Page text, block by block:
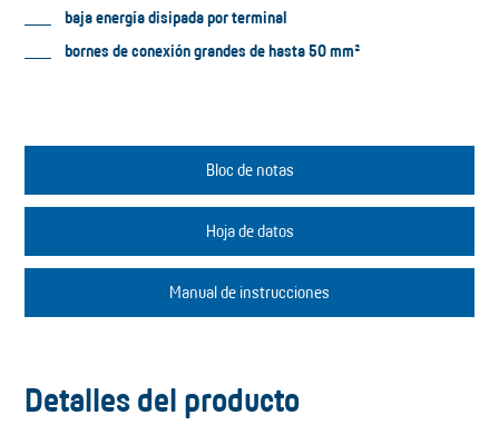
baja energía disipada por terminal
bornes de conexión grandes de hasta 50 mm²
Bloc de notas
Hoja de datos
Manual de instrucciones
Detalles del producto